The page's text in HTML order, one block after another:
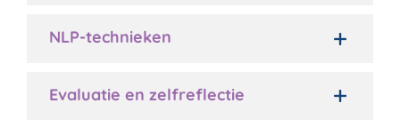
NLP-technieken
Evaluatie en zelfreflectie